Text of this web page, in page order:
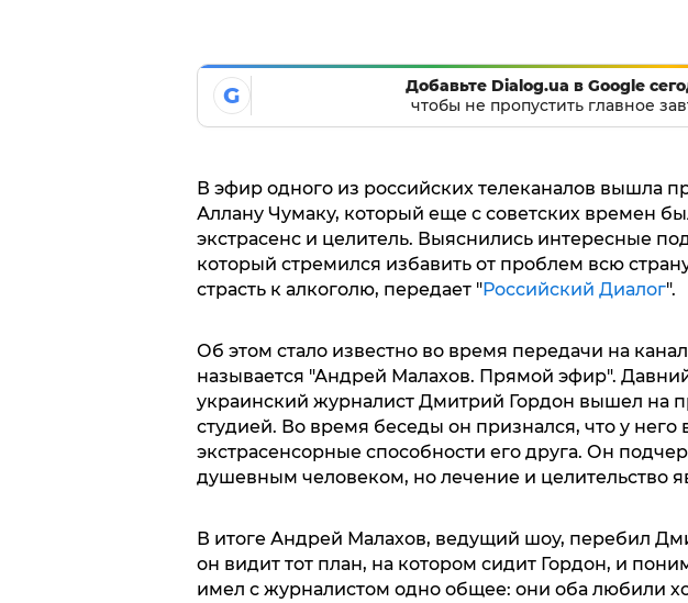
G
Добавьте Dialog.ua в Google
чтобы не пропустить главное
В эфир одного из российских телеканалов вышла
Аллану Чумаку, который еще с советских времен
экстрасенс и целитель. Выяснились интересные
который стремился избавить от проблем всю
страсть к алкоголю, передает "Российский Диалог".
Об этом стало известно во время передачи на
называется "Андрей Малахов. Прямой эфир".
украинский журналист Дмитрий Гордон вышел на
студией. Во время беседы он признался, что у
экстрасенсорные способности его друга. Он
душевным человеком, но лечение и целительство
В итоге Андрей Малахов, ведущий шоу, перебил
он видит тот план, на котором сидит Гордон, и
имел с журналистом одно общее: они оба любили